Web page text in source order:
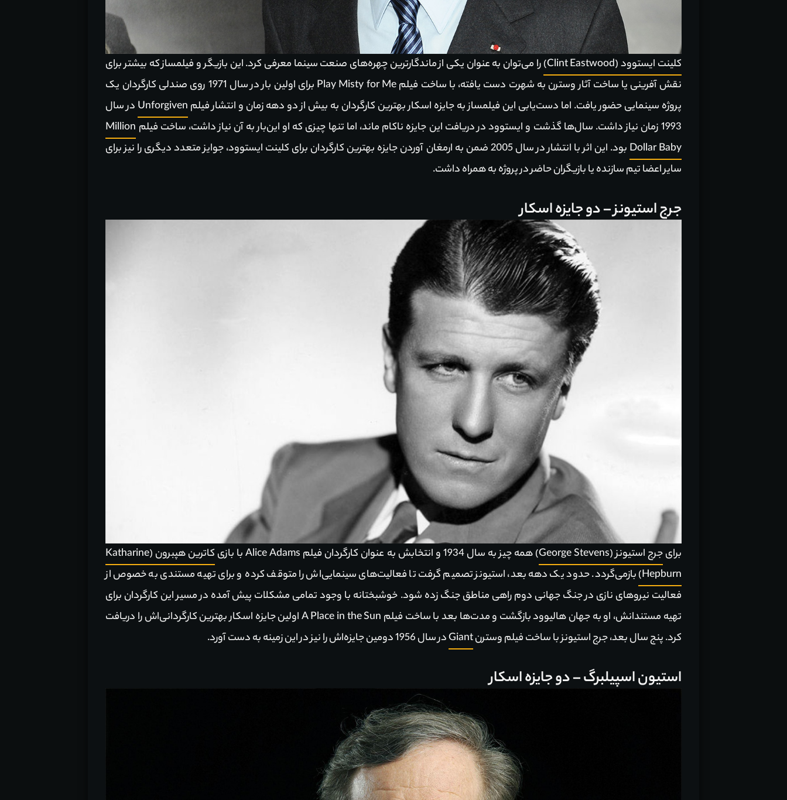
کلینت ایستوود (Clint Eastwood)
را می‌توان به عنوان یکی از ماندگارترین چهره‌های صنعت سینما معرفی کرد. این بازیگر و فیلمساز که بیشتر برای
نقش آفرینی یا ساخت آثار وسترن به شهرت دست یافته، با ساخت فیلم Play Misty for Me برای اولین بار در سال 1971 روی صندلی کارگردان یک
پروژه سینمایی حضور یافت. اما دست‌یابی این فیلمساز به جایزه اسکار بهترین کارگردان به بیش از دو دهه زمان و انتشار فیلم Unforgiven در سال
1993 زمان نیاز داشت. سال‌ها گذشت و ایستوود در دریافت این جایزه ناکام ماند، اما تنها چیزی که او این‌بار به آن نیاز داشت، ساخت فیلم
Million
Dollar Baby
بود. این اثر با انتشار در سال 2005 ضمن به ارمغان آوردن جایزه بهترین کارگردان برای کلینت ایستوود، جوایز متعدد دیگری را نیز برای
سایر اعضا تیم سازنده یا بازیگران حاضر در پروژه به همراه داشت.
جرج استیونز – دو جایزه اسکار
برایجرج استیونز (George Stevens ) همه چیز به سال 1934 و انتخابش به عنوان کارگردان فیلم Alice Adams با بازی
کاترین هپبرون (Katharine
Hepburn) بازمی‌گردد. حدود یک دهه بعد، استیونز تصمیم گرفت تا فعالیت‌های سینمایی‌اش را متوقف کرده و برای تهیه مستندی به خصوص از
فعالیت نیروهای نازی در جنگ جهانی دوم راهی مناطق جنگ زده شود. خوشبختانه با وجود تمامی مشکلات پیش آمده در مسیر این کارگردان برای
تهیه مستندانش، او به جهان هالیوود بازگشت و مدت‌ها بعد با ساخت فیلم A Place in the Sun اولین جایزه اسکار بهترین کارگردانی‌اش را دریافت
کرد. پنج سال بعد، جرج استیونز با ساخت فیلم وسترنGiantدر سال 1956 دومین جایزه‌اش را نیز در این زمینه به دست آورد.
استیون اسپیلبرگ – دو جایزه اسکار